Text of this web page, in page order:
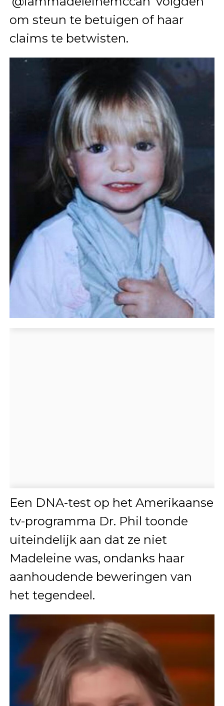
om steun te betuigen of haar
claims te betwisten.
Een DNA-test op het Amerikaanse
tv-programma Dr. Phil toonde
uiteindelijk aan dat ze niet
Madeleine was, ondanks haar
aanhoudende beweringen van
het tegendeel.